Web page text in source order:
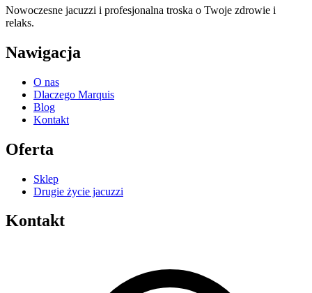
Nowoczesne jacuzzi i profesjonalna troska o Twoje zdrowie i
relaks.
Nawigacja
O nas
Dlaczego Marquis
Blog
Kontakt
Oferta
Sklep
Drugie życie jacuzzi
Kontakt